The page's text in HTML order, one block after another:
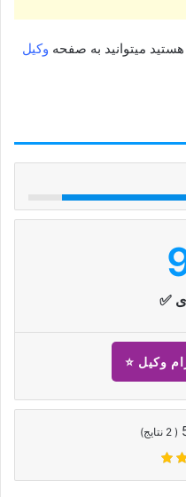
میتوانید به صفحه وکیل
✅
وکیل ⭐
(
2 نتایج)